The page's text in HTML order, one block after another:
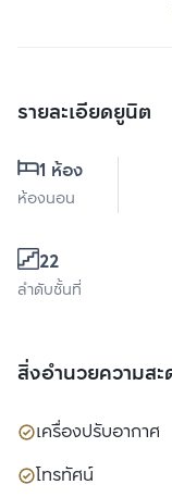
รายละเอียดยูนิต
1 ห้อง
ห้องนอน
22
ลำดับชั้นที่
สิ่งอำนวยความส
เครื่องปรับอากาศ
โทรทัศน์